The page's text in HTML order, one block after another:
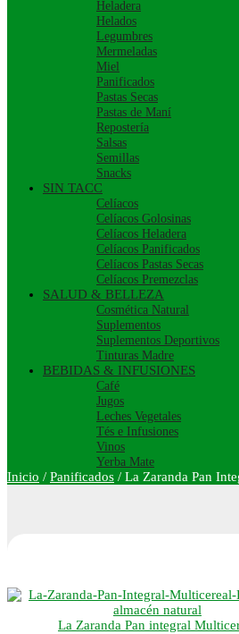
Heladera
Helados
Legumbres
Mermeladas
Miel
Panificados
Pastas Secas
Pastas de Maní
Repostería
Salsas
Semillas
Snacks
SIN TACC
Celíacos
Celíacos Golosinas
Celíacos Heladera
Celíacos Panificados
Celíacos Pastas Secas
Celíacos Premezclas
SALUD & BELLEZA
Cosmética Natural
Suplementos
Suplementos Deportivos
Tinturas Madre
BEBIDAS & INFUSIONES
Café
Jugos
Leches Vegetales
Tés e Infusiones
Vinos
Yerba Mate
Inicio / Panificados / La Zaranda Pan
La Zaranda Pan integral